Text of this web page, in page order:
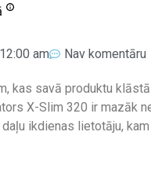
12:00 am Nav komentāru
kas savā produktu
X-Slim 320 ir mazāk
ikdienas lietotāju,